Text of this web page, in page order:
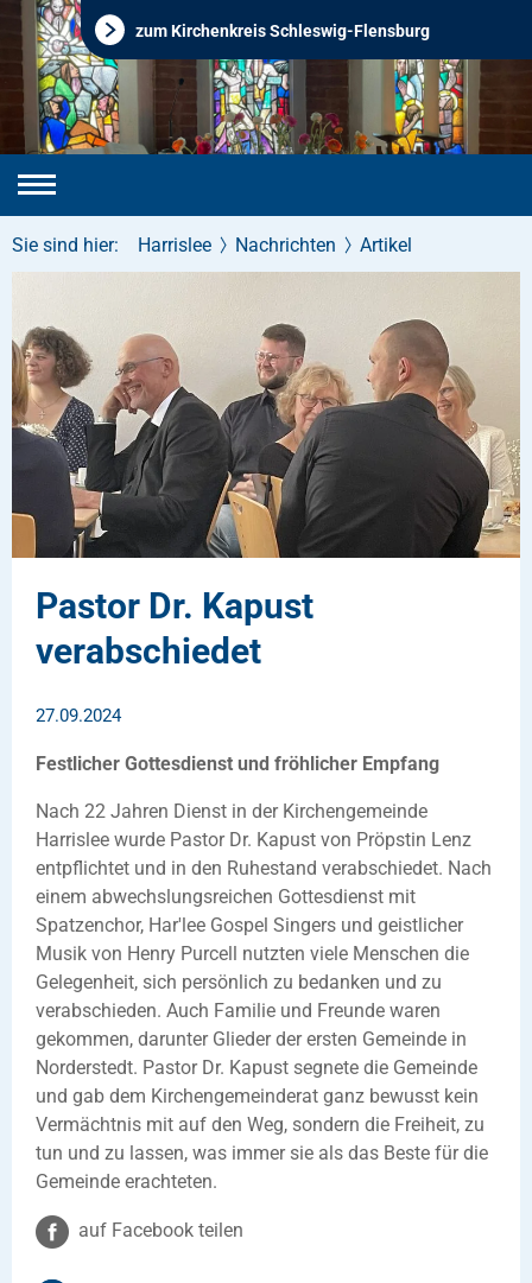
zum Kirchenkreis Schleswig-Flensburg
Sie sind hier: Harrislee Nachrichten Artikel
Pastor Dr. Kapust
verabschiedet
27.09.2024
Festlicher Gottesdienst und fröhlicher Empfang
Nach 22 Jahren Dienst in der Kirchengemeinde
Harrislee wurde Pastor Dr. Kapust von Pröpstin Lenz
entpflichtet und in den Ruhestand verabschiedet. Nach
einem abwechslungsreichen Gottesdienst mit
Spatzenchor, Har'lee Gospel Singers und geistlicher
Musik von Henry Purcell nutzten viele Menschen die
Gelegenheit, sich persönlich zu bedanken und zu
verabschieden. Auch Familie und Freunde waren
gekommen, darunter Glieder der ersten Gemeinde in
Norderstedt. Pastor Dr. Kapust segnete die Gemeinde
und gab dem Kirchengemeinderat ganz bewusst kein
Vermächtnis mit auf den Weg, sondern die Freiheit, zu
tun und zu lassen, was immer sie als das Beste für die
Gemeinde erachteten.
auf Facebook teilen